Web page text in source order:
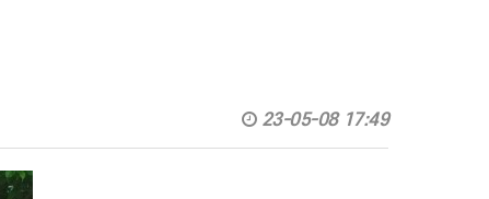
23-05-08 17:49